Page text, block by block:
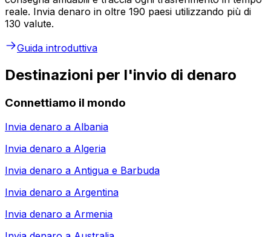
reale. Invia denaro in oltre 190 paesi utilizzando più di
130 valute.
Guida introduttiva
Destinazioni per l'invio di denaro
Connettiamo il mondo
Invia denaro a Albania
Invia denaro a Algeria
Invia denaro a Antigua e Barbuda
Invia denaro a Argentina
Invia denaro a Armenia